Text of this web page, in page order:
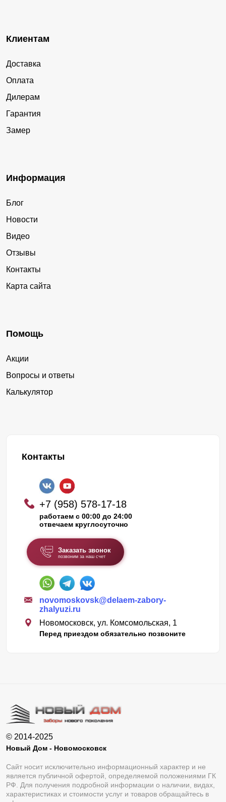
Клиентам
Доставка
Оплата
Дилерам
Гарантия
Замер
Информация
Блог
Новости
Видео
Отзывы
Контакты
Карта сайта
Помощь
Акции
Вопросы и ответы
Калькулятор
Контакты
+7 (958) 578-17-18
работаем с 00:00 до 24:00
отвечаем круглосуточно
Заказать звонок
позвоним за наш счет
novomoskovsk@delaem-zabory-
zhalyuzi.ru
Новомосковск, ул. Комсомольская, 1
Перед приездом обязательно позвоните
© 2014-2025
Новый Дом - Новомосковск
Сайт носит исключительно информационный характер и не
является публичной офертой, определяемой положениями ГК
РФ. Для получения подробной информации о наличии, видах,
характеристиках и стоимости услуг и товаров обращайтесь в